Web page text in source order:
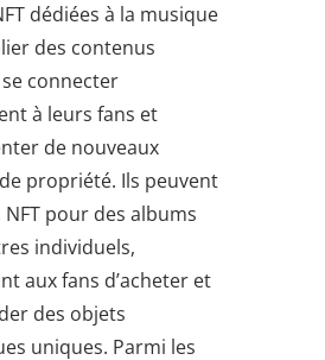
dédiées à la musique
des contenus
connecter
à leurs fans et
de nouveaux
propriété. Ils peuvent
pour des albums
individuels,
aux fans d’acheter et
des objets
uniques. Parmi les